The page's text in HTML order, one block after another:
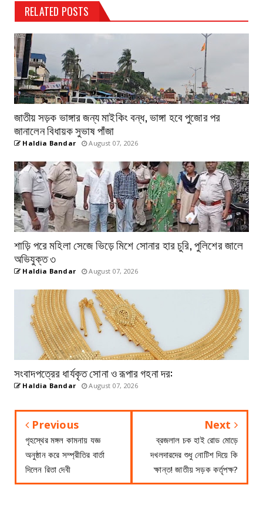
RELATED POSTS
জাতীয় সড়ক ভাঙ্গার জন্য মাইকিং বন্ধ, ভাঙ্গা হবে পুজোর পর
জানালেন বিধায়ক সুভাষ পাঁজা
Haldia Bandar August 07, 2026
শাড়ি পরে মহিলা সেজে ভিড়ে মিশে সোনার হার চুরি, পুলিশের জালে
অভিযুক্ত ৩
Haldia Bandar August 07, 2026
সংবাদপত্রের ধার্যকৃত সোনা ও রূপার গহনা দর:
Haldia Bandar August 07, 2026
Previous
গৃহস্থের মঙ্গল কামনায় যজ্ঞ
অনুষ্ঠান করে সম্প্রীতির বার্তা
দিলেন রিতা দেবী
Next
ব্রজলাল চক হাই রোড মোড়ে
দখলদারদের শুধু নোটিশ দিয়ে কি
ক্ষান্ত! জাতীয় সড়ক কর্তৃপক্ষ?